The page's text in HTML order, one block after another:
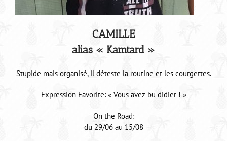
CAMILLE
alias « Kamtard »
Stupide mais organisé, il déteste la routine et les courgettes.
Expression Favorite: « Vous avez bu didier ! »
On the Road:
du 29/06 au 15/08